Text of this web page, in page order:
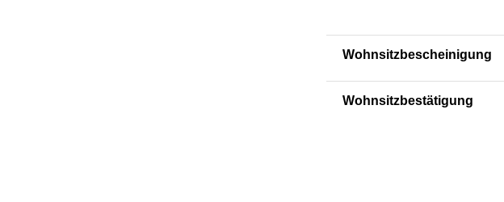
Wohnsitzbescheinigung
Wohnsitzbestätigung